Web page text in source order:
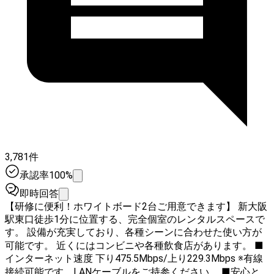
3,781件
承認率100%
即時回答
【研修に便利！ホワイトボード2台ご用意できます】 新大阪
駅東口徒歩1分に位置する、完全個室のレンタルスペースで
す。 設備が充実しており、各種シーンに合わせた使い方が
可能です。 近くにはコンビニや各種飲食店があります。 ■
インターネット速度 下り475.5Mbps/上り229.3Mbps ※有線